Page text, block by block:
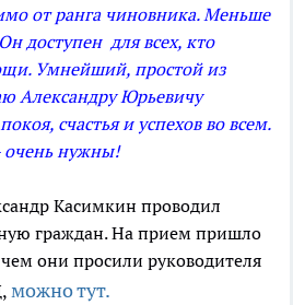
от ранга чиновника. Меньше
доступен для всех, кто
Умнейший, простой из
Александру Юрьевичу
счастья и успехов во всем.
нужны!
Касимкин проводил
граждан. На прием пришло
чем они просили руководителя
можно тут.